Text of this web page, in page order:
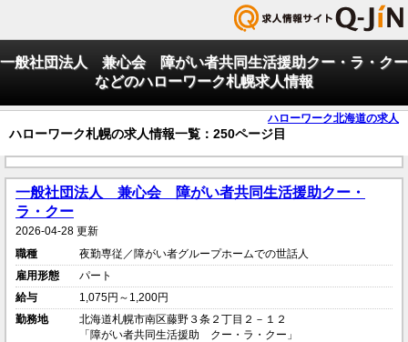
一般社団法人 兼心会 障がい者共同生活援助クー・ラ・クー
などのハローワーク札幌求人情報
ハローワーク北海道の求人
ハローワーク札幌の求人情報一覧：250ページ目
一般社団法人 兼心会 障がい者共同生活援助クー・
ラ・クー
2026-04-28 更新
職種
夜勤専従／障がい者グループホームでの世話人
雇用形態
パート
給与
1,075円～1,200円
勤務地
北海道札幌市南区藤野３条２丁目２－１２
「障がい者共同生活援助 クー・ラ・クー」